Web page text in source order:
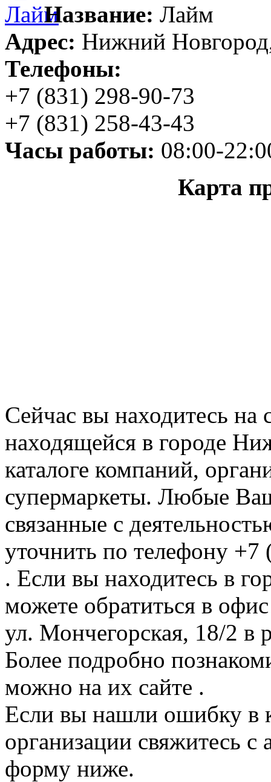
Название: Лайм
Адрес: Нижний
Телефоны:
+7 (831) 298-90-73
+7 (831) 258-43-43
Часы работы: 08:00-
Карта
Сейчас вы находитесь на
находящейся в городе
каталоге компаний,
супермаркеты. Любые
связанные с
уточнить по телефону
. Если вы находитесь в
можете обратиться в
ул. Мончегорская, 18/2 в
Более подробно
можно на их сайте .
Если вы нашли ошибку в
организации свяжитесь
форму ниже.